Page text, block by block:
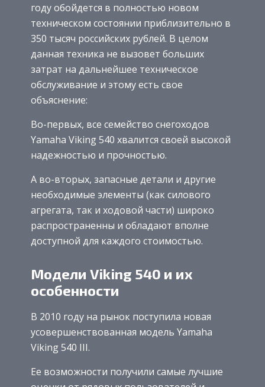
году обойдется в полностью новом
техническом состоянии приблизительно в
350 тысяч российских рублей. В целом
данная техника не вызовет больших
затрат на дальнейшее техническое
обслуживание и этому есть свое
объяснение:
Во-первых, все семейство снегоходов
Yamaha Viking 540 хвалится своей высокой
надежностью и прочностью.
А во-вторых, запасные детали и другие
необходимые элементы (как силового
агрегата, так и ходовой части) широко
распространенны и обладают вполне
доступной для каждого стоимостью.
Модели Viking 540 и их
особенности
В 2010 году на рынок поступила новая
усовершенствованная модель Yamaha
Viking 540 III.
Ее возможности получили самые лучшие